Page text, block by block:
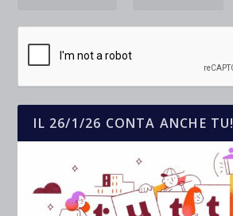
IL 26/1/26 CONTA ANCHE TU!